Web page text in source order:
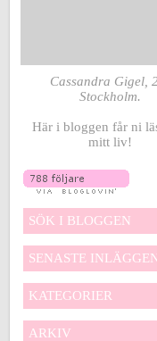
Cassandra Gigel,
Stockholm.
Här i bloggen får ni
mitt liv!
SÖK I BLOGGEN
SENASTE
KATEGORIER
ARKIV